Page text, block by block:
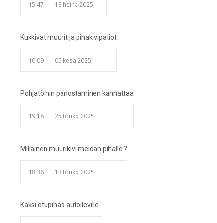
15:47 13 heinä 2025
Kukkivat muurit ja pihakivipatiot
10:09 05 kesä 2025
Pohjatöihin panostaminen kannattaa
19:18 25 touko 2025
Millainen muurikivi meidän pihalle ?
18:36 13 touko 2025
Kaksi etupihaa autoileville